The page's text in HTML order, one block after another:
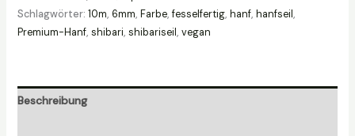
Schlagwörter: 10m, 6mm, Farbe, fesselfertig, hanf, hanfseil,
Premium-Hanf, shibari, shibariseil, vegan
Beschreibung